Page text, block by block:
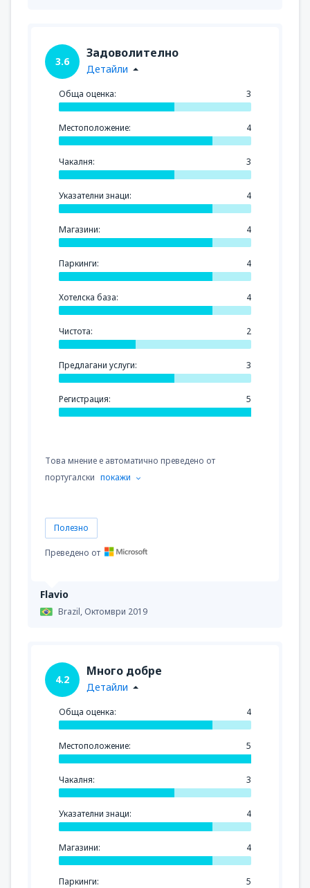
Flavio
Brazil, Октомври 2019
3.6
Задоволително
Детайли
Обща оценка: 3
Местоположение: 4
Чакалня: 3
Указателни знаци: 4
Магазини: 4
Паркинги: 4
Хотелска база: 4
Чистота: 2
Предлагани услуги: 3
Регистрация: 5
Това мнение е автоматично преведено от
португалски покажи
Полезно
Преведено от
4.2
Много добре
Детайли
Обща оценка: 4
Местоположение: 5
Чакалня: 3
Указателни знаци: 4
Магазини: 4
Паркинги: 5